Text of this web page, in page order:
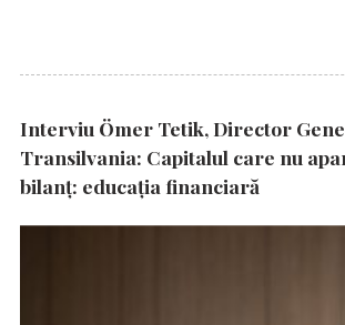
Interviu Ömer Tetik, Director
Transilvania: Capitalul care nu
bilanț: educația financiară